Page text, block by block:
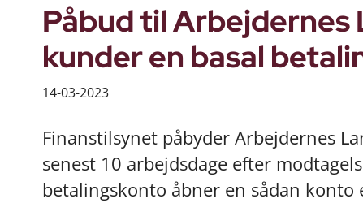
Påbud til Arbejdernes
kunder en basal
14-03-2023
Finanstilsynet påbyder Arbejdernes
senest 10 arbejdsdage efter
betalingskonto åbner en sådan konto